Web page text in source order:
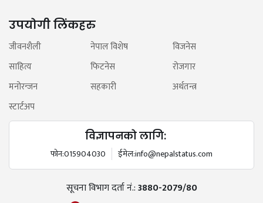
उपयोगी लिंकहरु
जीवनशैली नेपाल विशेष
विजनेस
साहित्य
फिटनेस
रोजगार
मनोरन्जन
सहकारी
अर्थतन्त्र
स्टार्टअप
विज्ञापनको लागि:
फोन:015904030 ईमेल:info@nepalstatus.com
सूचना विभाग दर्ता नं.:3880-2079/80